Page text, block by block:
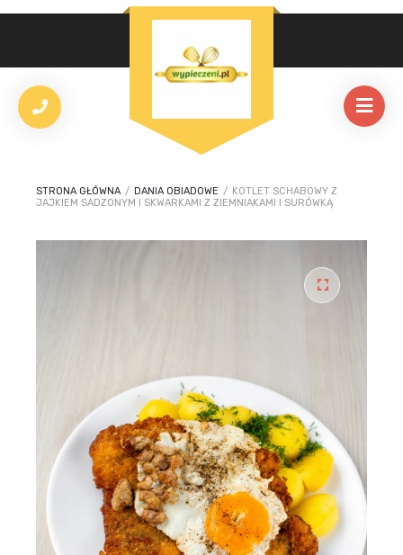
STRONA GŁÓWNA / DANIA OBIADOWE / KOTLET SCHABOWY Z
JAJKIEM SADZONYM I SKWARKAMI Z ZIEMNIAKAMI I SURÓWKĄ